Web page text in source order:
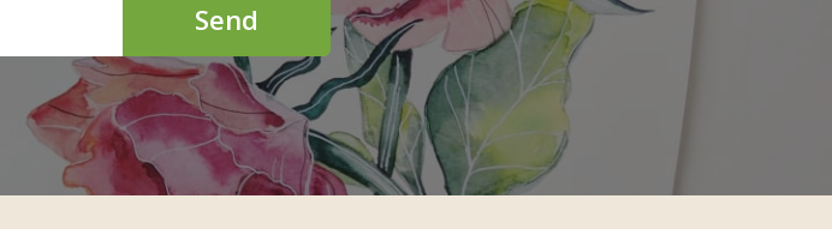
Send